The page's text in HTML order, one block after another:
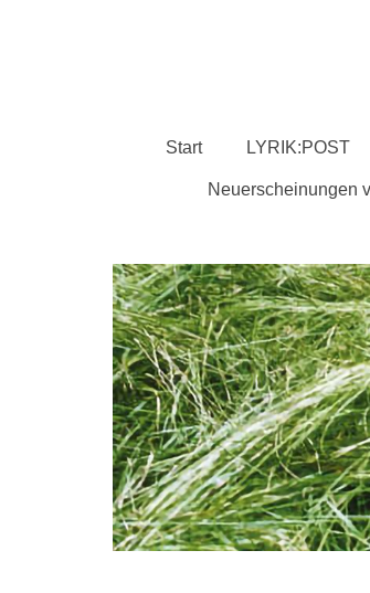
Start LYRIK:POST
Neuerscheinungen